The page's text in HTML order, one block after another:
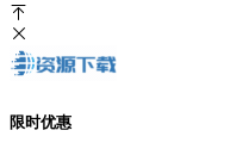
限时优惠